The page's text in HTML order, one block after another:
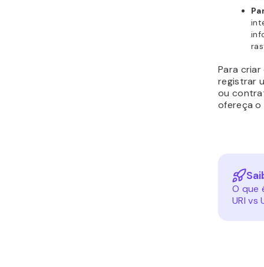
Para criar
registrar
ou
ofereça o
O que
URI vs